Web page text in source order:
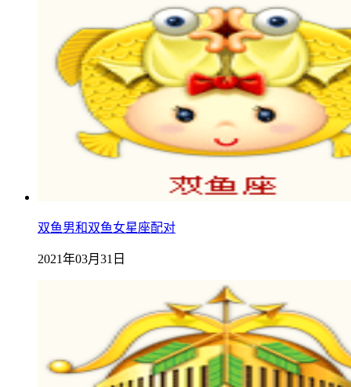
双鱼男和双鱼女星座配对
2021年03月31日